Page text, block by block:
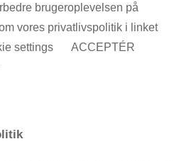
brugeroplevelsen på
vores privatlivspolitik i linket
settings
ACCEPTÉR